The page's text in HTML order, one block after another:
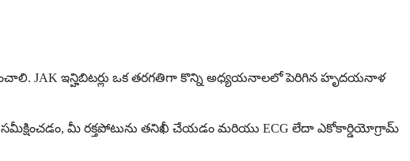
JAK ఇన్హిబిటర్లు ఒక తరగతిగా కొన్ని అధ్యయనాలలో పెరిగిన హృదయనాళ
మీ రక్తపోటును తనిఖీ చేయడం మరియు ECG లేదా ఎకోకార్డియోగ్రామ్